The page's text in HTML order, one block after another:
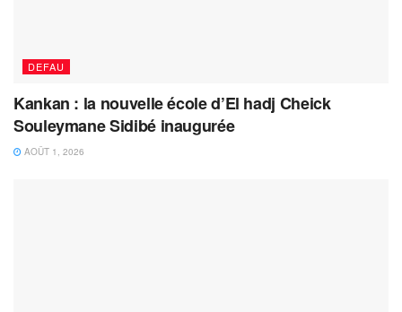
DEFAU
Kankan : la nouvelle école d’El hadj Cheick
Souleymane Sidibé inaugurée
AOÛT 1, 2026